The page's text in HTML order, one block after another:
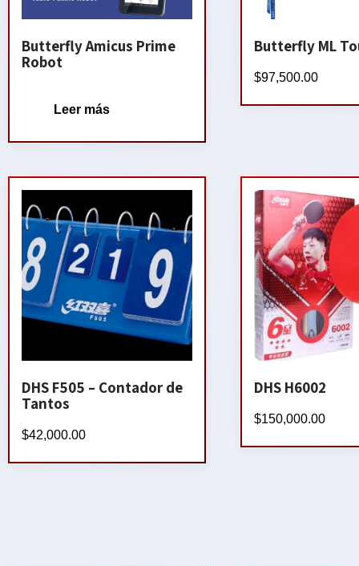
Butterfly Amicus Prime
Robot
Leer más
Butterfly ML
$97,500.00
DHS F505 – Contador de
Tantos
$42,000.00
DHS H6002
$150,000.00